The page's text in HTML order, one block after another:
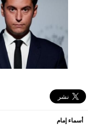
أسماء إمام